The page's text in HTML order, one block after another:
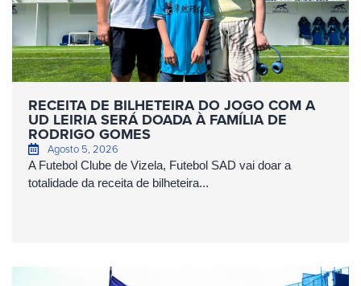
RECEITA DE BILHETEIRA DO JOGO COM A
UD LEIRIA SERÁ DOADA À FAMÍLIA DE
RODRIGO GOMES
Agosto 5, 2026
A Futebol Clube de Vizela, Futebol SAD vai doar a
totalidade da receita de bilheteira...